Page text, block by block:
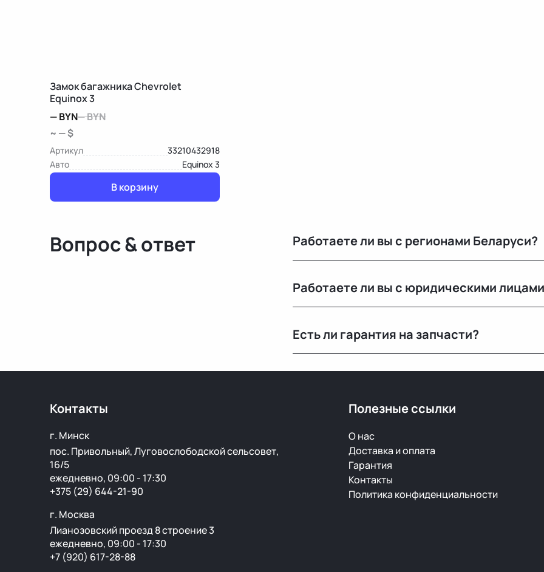
Замок багажника Chevrolet
Equinox 3
—BYN—BYN
~ — $
Артикул
33210432918
Авто
Equinox 3
В корзину
Вопрос & ответ Работаете ли вы с регионами Беларуси?
Работаете ли вы с юридическими
Есть ли гарантия на запчасти?
Контакты
г. Минск
пос. Привольный, Луговослободской сельсовет,
16/5
ежедневно, 09:00 - 17:30
+375 (29) 644-21-90
г. Москва
Лианозовский проезд 8 строение 3
ежедневно, 09:00 - 17:30
+7 (920) 617-28-88
Полезные ссылки
О нас
Доставка и оплата
Гарантия
Контакты
Политика конфиденциальности